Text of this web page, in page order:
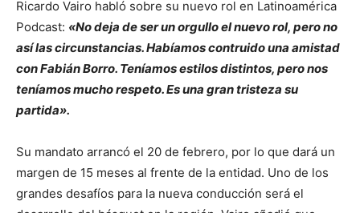
Ricardo Vairo habló sobre su nuevo rol en Latinoamérica
Podcast: «No deja de ser un orgullo el nuevo rol, pero no
así las circunstancias. Habíamos contruido una amistad
con Fabián Borro. Teníamos estilos distintos, pero nos
teníamos mucho respeto. Es una gran tristeza su
partida».
Su mandato arrancó el 20 de febrero, por lo que dará un
margen de 15 meses al frente de la entidad. Uno de los
grandes desafíos para la nueva conducción será el